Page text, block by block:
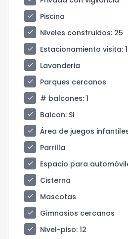
check
Piscina
check
Niveles construidos: 25
check
Estacionamiento visita:
check
Lavanderia
check
Parques cercanos
check
# balcones: 1
check
Balcon: Si
check
Área de juegos
check
Parrilla
check
Espacio para
check
Cisterna
check
Mascotas
check
Gimnasios cercanos
check
Nivel-piso: 12